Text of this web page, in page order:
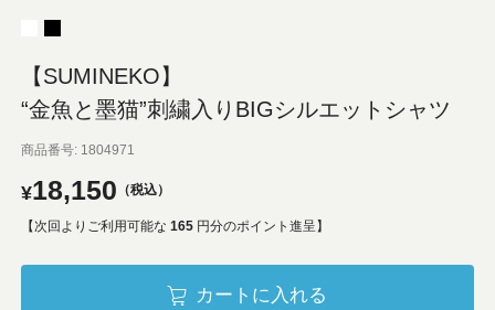
【SUMINEKO】
“金魚と墨猫”刺繍入りBIGシルエットシャツ
商品番号 1804971
¥18,150 税込
【次回よりご利用可能な 165 円分のポイント進呈】
カートに入れる